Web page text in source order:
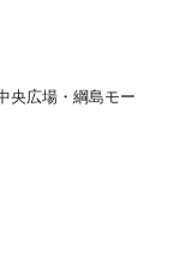
央広場・綱島モー